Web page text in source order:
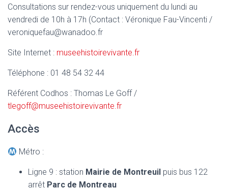
Consultations sur rendez-vous uniquement du lundi au
vendredi de 10h à 17h (Contact : Véronique Fau-Vincenti /
veroniquefau@wanadoo.fr
Site Internet : museehistoirevivante.fr
Téléphone : 01 48 54 32 44
Référent Codhos : Thomas Le Goff /
tlegoff@museehistoirevivante.fr
Accès
Métro :
Ligne 9 : station Mairie de Montreuil puis bus 122
arrêt Parc de Montreau